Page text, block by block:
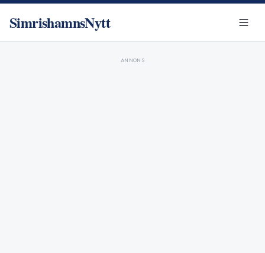
SimrishamnsNytt
ANNONS